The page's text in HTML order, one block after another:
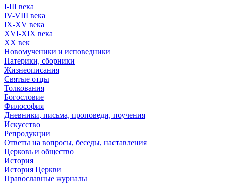
I-III века
IV-VIII века
IX-XV века
XVI-XIX века
XX век
Новомученики и исповедники
Патерики, сборники
Жизнеописания
Святые отцы
Толкования
Богословие
Философия
Дневники, письма, проповеди, поучения
Искусство
Репродукции
Ответы на вопросы, беседы, наставления
Церковь и общество
История
История Церкви
Православные журналы